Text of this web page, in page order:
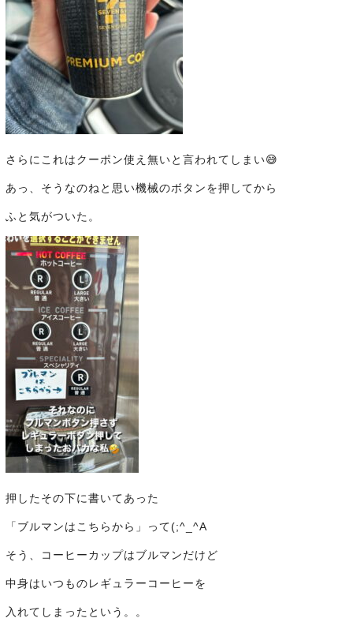
さらにこれはクーポン使え無いと言われてしまい😅
あっ、そうなのねと思い機械のボタンを押してから
ふと気がついた。
押したその下に書いてあった
「ブルマンはこちらから」って(;^_^A
そう、コーヒーカップはブルマンだけど
中身はいつものレギュラーコーヒーを
入れてしまったという。。